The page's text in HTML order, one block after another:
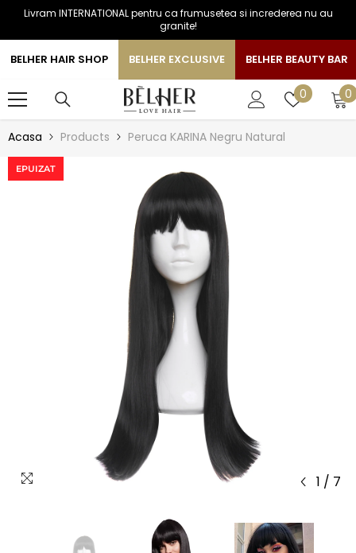
SARI LA CONTINUT
Livram INTERNATIONAL pentru ca frumusetea si increderea nu au
granite!
BELHER HAIR SHOP BELHER EXCLUSIVE BELHER BEAUTY BAR
0 Liste
00
Acasa Products Peruca KARINA Negru Natural
EPUIZAT
1 / 7